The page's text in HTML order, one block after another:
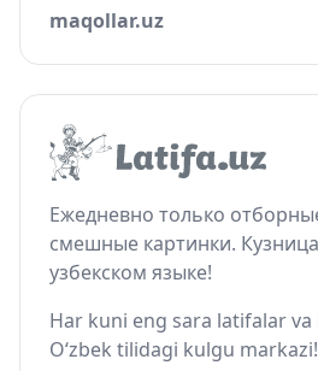
maqollar.uz
Ежедневно только
смешные картинки.
узбекском языке!
Har kuni eng sara latifalar
O‘zbek tilidagi kulgu markazi!